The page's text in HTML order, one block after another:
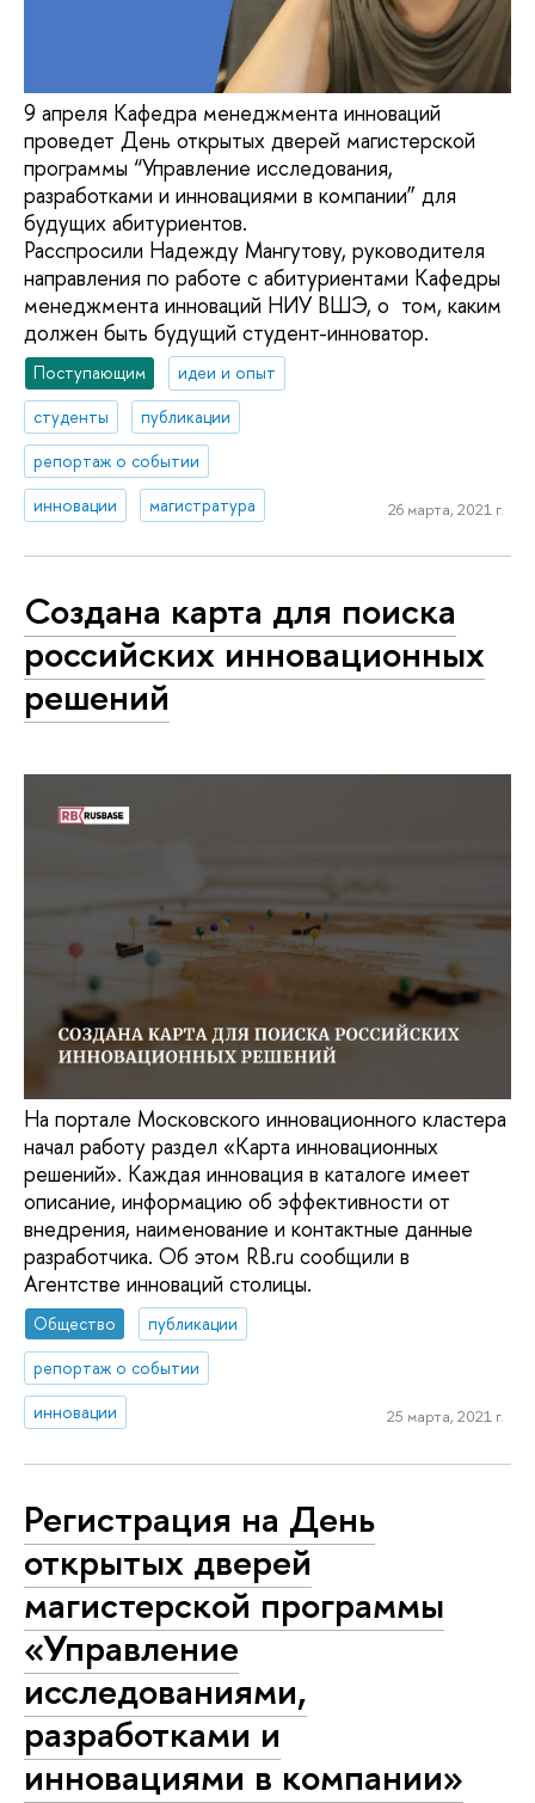
9 апреля Кафедра менеджмента инноваций
проведет День открытых дверей магистерской
программы “Управление исследования,
разработками и инновациями в компании” для
будущих абитуриентов.
Расспросили Надежду Мангутову, руководителя
направления по работе с абитуриентами Кафедры
менеджмента инноваций НИУ ВШЭ, о том, каким
должен быть будущий студент-инноватор.
Поступающим
идеи и опыт
студенты
публикации
репортаж о событии
инновации
магистратура 26 марта, 2021 г.
Создана карта для поиска
российских инновационных
решений
На портале Московского инновационного кластера
начал работу раздел «Карта инновационных
решений». Каждая инновация в каталоге имеет
описание, информацию об эффективности от
внедрения, наименование и контактные данные
разработчика. Об этом RB.ru сообщили в
Агентстве инноваций столицы.
Общество
публикации
репортаж о событии
инновации
25 марта, 2021 г.
Регистрация на День
открытых дверей
магистерской программы
«Управление
исследованиями,
разработками и
инновациями в компании»